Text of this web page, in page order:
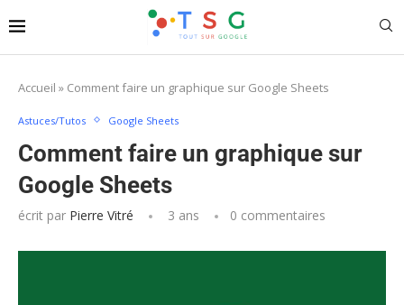
Accueil » Comment faire un graphique sur Google Sheets
Astuces/Tutos Google Sheets
Comment faire un graphique sur
Google Sheets
écrit par Pierre Vitré 3 ans 0 commentaires